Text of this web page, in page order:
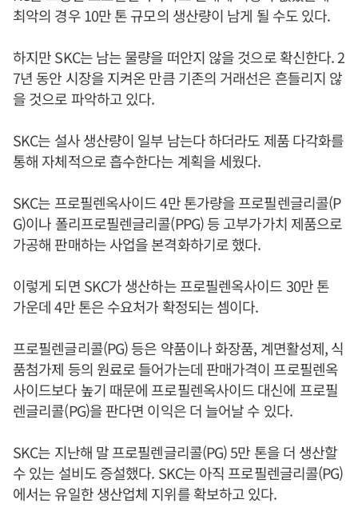
최악의 경우 10만 톤 규모의 생산량이 남게 될 수도 있다.
하지만 SKC는 남는 물량을 떠안지 않을 것으로 확신한다. 2
7년 동안 시장을 지켜온 만큼 기존의 거래선은 흔들리지 않
을 것으로 파악하고 있다.
SKC는 설사 생산량이 일부 남는다 하더라도 제품 다각화를
통해 자체적으로 흡수한다는 계획을 세웠다.
SKC는 프로필렌옥사이드 4만 톤가량을 프로필렌글리콜(P
G)이나 폴리프로필렌글리콜(PPG) 등 고부가가치 제품으로
가공해 판매하는 사업을 본격화하기로 했다.
이렇게 되면 SKC가 생산하는 프로필렌옥사이드 30만 톤
가운데 4만 톤은 수요처가 확정되는 셈이다.
프로필렌글리콜(PG) 등은 약품이나 화장품, 계면활성제, 식
품첨가제 등의 원료로 들어가는데 판매가격이 프로필렌옥
사이드보다 높기 때문에 프로필렌옥사이드 대신에 프로필
렌글리콜(PG)을 판다면 이익은 더 늘어날 수 있다.
SKC는 지난해 말 프로필렌글리콜(PG) 5만 톤을 더 생산할
수 있는 설비도 증설했다. SKC는 아직 프로필렌글리콜(PG)
에서는 유일한 생산업체 지위를 확보하고 있다.